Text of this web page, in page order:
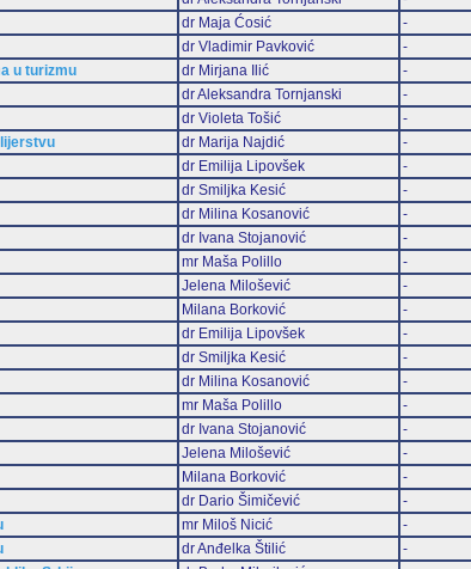
dr Maja Ćosić
-
dr Vladimir Pavković
-
u turizmu dr Mirjana Ilić
-
dr Aleksandra Tornjanski
-
dr Violeta Tošić
-
dr Marija Najdić
-
dr Emilija Lipovšek
-
dr Smiljka Kesić
-
dr Milina Kosanović
-
dr Ivana Stojanović
-
mr Maša Polillo
-
Jelena Milošević
-
Milana Borković
-
dr Emilija Lipovšek
-
dr Smiljka Kesić
-
dr Milina Kosanović
-
mr Maša Polillo
-
dr Ivana Stojanović
-
Jelena Milošević
-
Milana Borković
-
dr Dario Šimičević
-
mr Miloš Nicić
-
dr Anđelka Štilić
-